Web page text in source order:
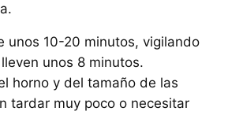
unos 10-20 minutos, vigilando
unos 8 minutos.
horno y del tamaño de las
tardar muy poco o necesitar